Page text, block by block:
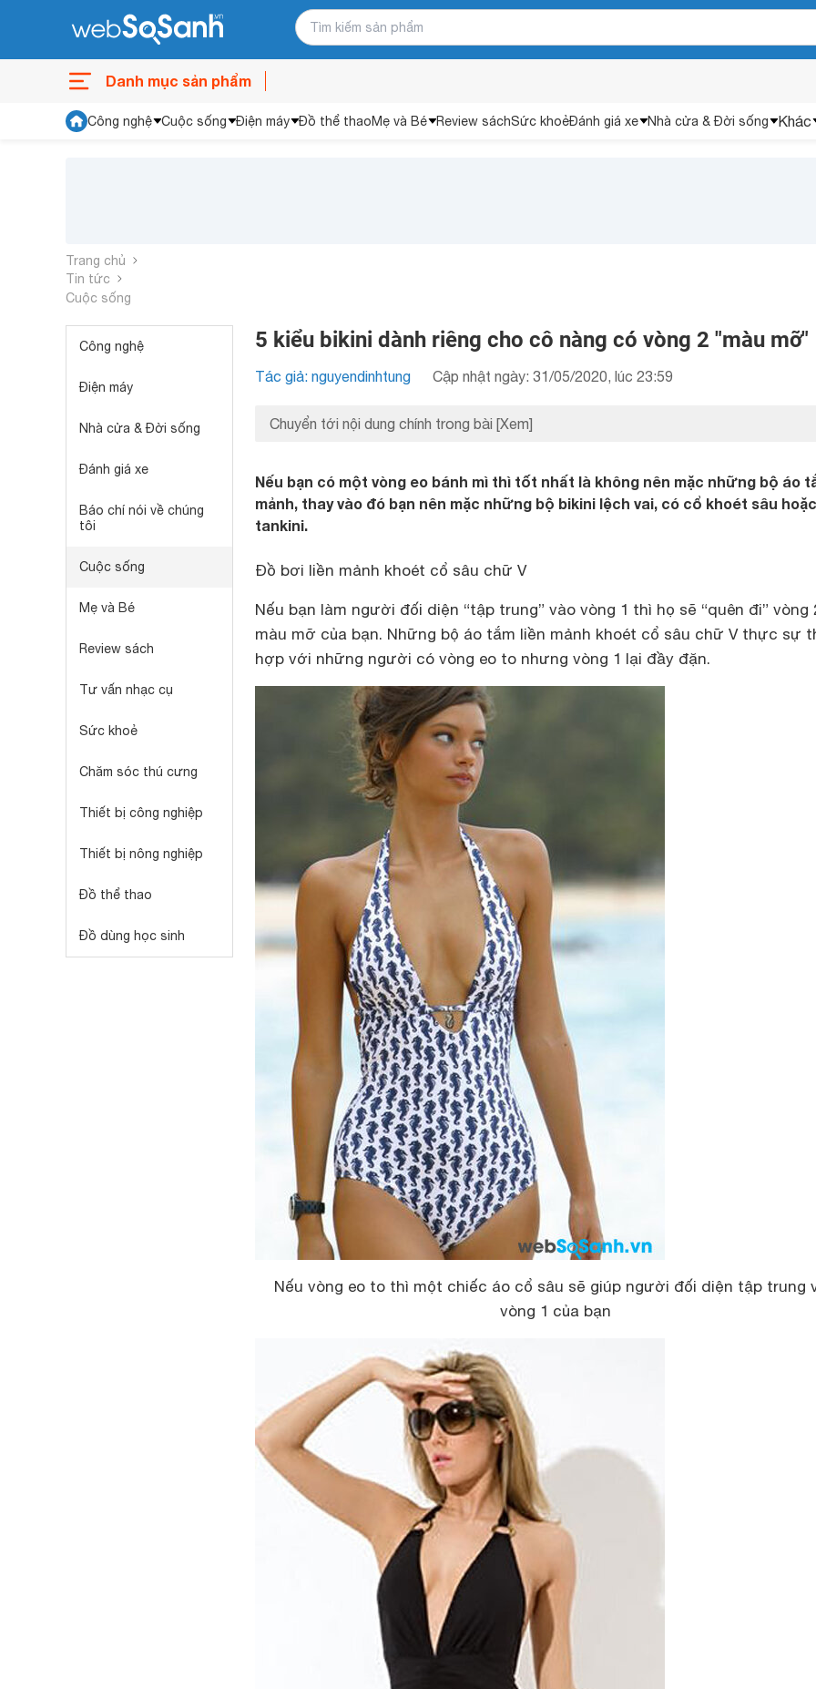
Danh mục sản phẩm
Công nghệ Cuộc sống Điện máy Đồ thể thaoMẹ và Bé Review sáchSức khoẻĐánh giá xe Nhà cửa & Đời sống Khác
Trang chủ
Tin tức
Cuộc sống
Công nghệ
Điện máy
Nhà cửa & Đời sống
Đánh giá xe
Báo chí nói về chúng
tôi
Cuộc sống
Mẹ và Bé
Review sách
Tư vấn nhạc cụ
Sức khoẻ
Chăm sóc thú cưng
Thiết bị công nghiệp
Thiết bị nông nghiệp
Đồ thể thao
Đồ dùng học sinh
5 kiểu bikini dành riêng cho cô nàng có vòng 2 "màu mỡ"
Tác giả: nguyendinhtung Cập nhật ngày: 31/05/2020, lúc 23:59
Chuyển tới nội dung chính trong bài [Xem]
Nếu bạn có một vòng eo bánh mì thì tốt nhất là không nên mặc những bộ áo
mảnh, thay vào đó bạn nên mặc những bộ bikini lệch vai, có cổ khoét sâu hoặc
tankini.
Đồ bơi liền mảnh khoét cổ sâu chữ V
Nếu bạn làm người đối diện “tập trung” vào vòng 1 thì họ sẽ “quên đi” vòng
màu mỡ của bạn. Những bộ áo tắm liền mảnh khoét cổ sâu chữ V thực sự
hợp với những người có vòng eo to nhưng vòng 1 lại đầy đặn.
Nếu vòng eo to thì một chiếc áo cổ sâu sẽ giúp người đối diện tập trung
vòng 1 của bạn